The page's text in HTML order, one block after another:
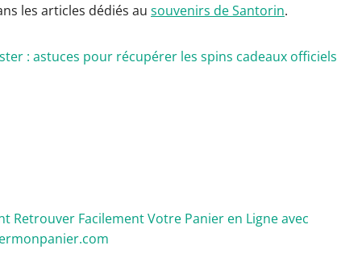
les articles dédiés au souvenirs de Santorin.
: astuces pour récupérer les spins cadeaux officiels
Retrouver Facilement Votre Panier en Ligne avec